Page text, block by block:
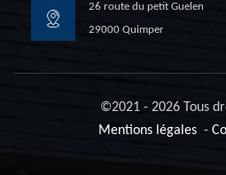
26 route du petit Guelen
29000 Quimper
©2021 - 2026 Tous
Mentions légales-